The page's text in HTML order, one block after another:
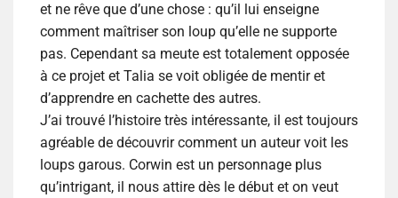
et ne rêve que d’une chose : qu’il lui enseigne
comment maîtriser son loup qu’elle ne supporte
pas. Cependant sa meute est totalement opposée
à ce projet et Talia se voit obligée de mentir et
d’apprendre en cachette des autres.
J’ai trouvé l’histoire très intéressante, il est toujours
agréable de découvrir comment un auteur voit les
loups garous. Corwin est un personnage plus
qu’intrigant, il nous attire dès le début et on veut